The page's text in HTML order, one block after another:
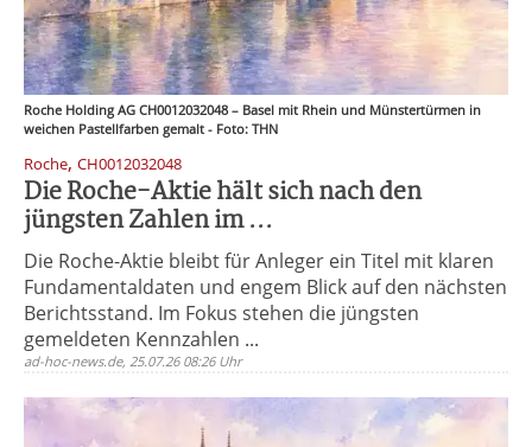
Roche Holding AG CH0012032048 – Basel mit Rhein und Münstertürmen in
weichen Pastellfarben gemalt - Foto: THN
Roche, CH0012032048
Die Roche-Aktie hält sich nach den
jüngsten Zahlen im ...
Die Roche-Aktie bleibt für Anleger ein Titel mit klaren
Fundamentaldaten und engem Blick auf den nächsten
Berichtsstand. Im Fokus stehen die jüngsten
gemeldeten Kennzahlen ...
ad-hoc-news.de, 25.07.26 08:26 Uhr